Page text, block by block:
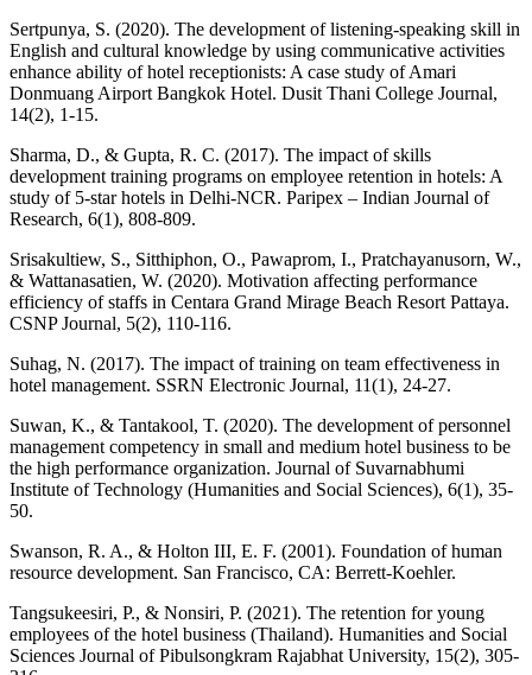
Sertpunya, S. (2020). The development of listening-speaking skill in
English and cultural knowledge by using communicative activities
enhance ability of hotel receptionists: A case study of Amari
Donmuang Airport Bangkok Hotel. Dusit Thani College Journal,
14(2), 1-15.
Sharma, D., & Gupta, R. C. (2017). The impact of skills
development training programs on employee retention in hotels: A
study of 5-star hotels in Delhi-NCR. Paripex – Indian Journal of
Research, 6(1), 808-809.
Srisakultiew, S., Sitthiphon, O., Pawaprom, I., Pratchayanusorn, W.,
& Wattanasatien, W. (2020). Motivation affecting performance
efficiency of staffs in Centara Grand Mirage Beach Resort Pattaya.
CSNP Journal, 5(2), 110-116.
Suhag, N. (2017). The impact of training on team effectiveness in
hotel management. SSRN Electronic Journal, 11(1), 24-27.
Suwan, K., & Tantakool, T. (2020). The development of personnel
management competency in small and medium hotel business to be
the high performance organization. Journal of Suvarnabhumi
Institute of Technology (Humanities and Social Sciences), 6(1), 35-
50.
Swanson, R. A., & Holton III, E. F. (2001). Foundation of human
resource development. San Francisco, CA: Berrett-Koehler.
Tangsukeesiri, P., & Nonsiri, P. (2021). The retention for young
employees of the hotel business (Thailand). Humanities and Social
Sciences Journal of Pibulsongkram Rajabhat University, 15(2), 305-